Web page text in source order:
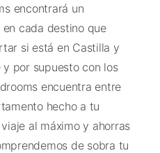
encontrará un
cada destino que
si está en Castilla y
por supuesto con los
encuentra entre
hecho a tu
al máximo y ahorras
de sobra tu